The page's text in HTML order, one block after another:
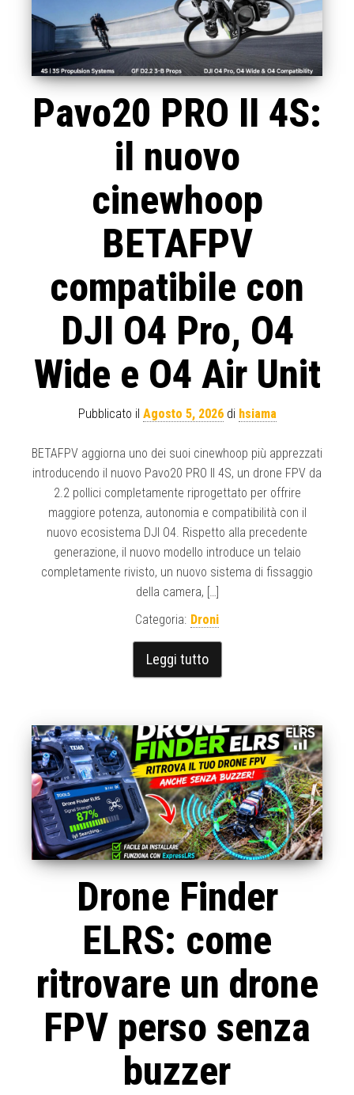
Pavo20 PRO II 4S:
il nuovo
cinewhoop
BETAFPV
compatibile con
DJI O4 Pro, O4
Wide e O4 Air Unit
Pubblicato il Agosto 5, 2026di hsiama
BETAFPV aggiorna uno dei suoi cinewhoop più apprezzati
introducendo il nuovo Pavo20 PRO II 4S, un drone FPV da
2.2 pollici completamente riprogettato per offrire
maggiore potenza, autonomia e compatibilità con il
nuovo ecosistema DJI O4. Rispetto alla precedente
generazione, il nuovo modello introduce un telaio
completamente rivisto, un nuovo sistema di fissaggio
della camera, […]
Categoria: Droni
Leggi tutto
Drone Finder
ELRS: come
ritrovare un drone
FPV perso senza
buzzer